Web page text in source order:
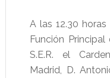
A las 12.30
Función
S.E.R. el
Madrid, D.